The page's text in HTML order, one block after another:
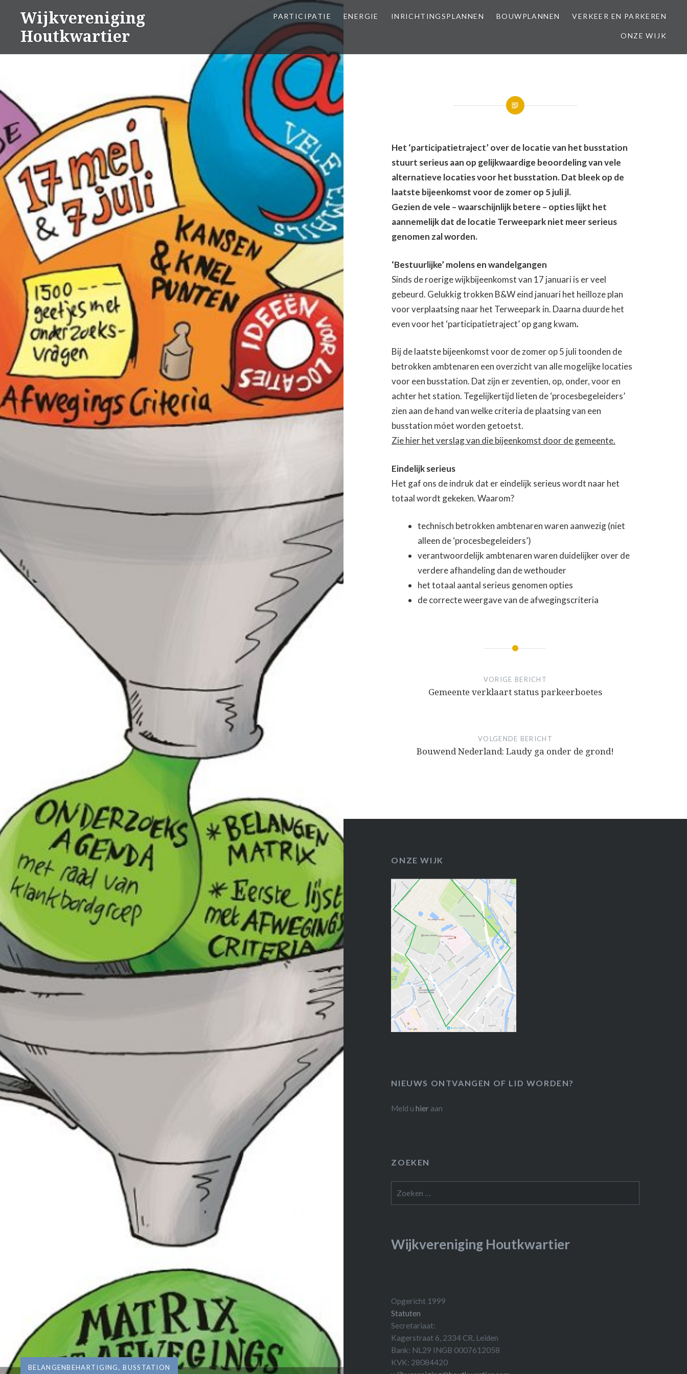
inhoud
Wijkvereniging
Houtkwartier
PARTICIPATIE ENERGIE INRICHTINGSPLANNEN BOUWPLANNEN VERKEER EN PARKEREN
ONZE WIJK
BELANGENBEHARTIGING,BUSSTATION
Het ‘participatietraject’ over de locatie van het busstation
stuurt serieus aan op gelijkwaardige beoordeling van vele
alternatieve locaties voor het busstation. Dat bleek op de
laatste bijeenkomst voor de zomer op 5 juli jl.
Gezien de vele – waarschijnlijk betere – opties lijkt het
aannemelijk dat de locatie Terweepark niet meer serieus
genomen zal worden.
‘Bestuurlijke’ molens en wandelgangen
Sinds de roerige wijkbijeenkomst van 17 januari is er veel
gebeurd. Gelukkig trokken B&W eind januari het heilloze plan
voor verplaatsing naar het Terweepark in. Daarna duurde het
even voor het ‘participatietraject’ op gang kwam.
Bij de laatste bijeenkomst voor de zomer op 5 juli toonden de
betrokken ambtenaren een overzicht van alle mogelijke locaties
voor een busstation. Dat zijn er zeventien, op, onder, voor en
achter het station. Tegelijkertijd lieten de ‘procesbegeleiders’
zien aan de hand van welke criteria de plaatsing van een
busstation móet worden getoetst.
Zie hier het verslag van die bijeenkomst door de gemeente.
Eindelijk serieus
Het gaf ons de indruk dat er eindelijk serieus wordt naar het
totaal wordt gekeken. Waarom?
technisch betrokken ambtenaren waren aanwezig (niet
alleen de ‘procesbegeleiders’)
verantwoordelijk ambtenaren waren duidelijker over de
verdere afhandeling dan de wethouder
het totaal aantal serieus genomen opties
de correcte weergave van de afwegingscriteria
VORIGE BERICHT
Gemeente verklaart status parkeerboetes
VOLGENDE BERICHT
Bouwend Nederland: Laudy ga onder de grond!
ONZE WIJK
NIEUWS ONTVANGEN OF LID WORDEN?
Meld uhier aan
ZOEKEN
naar:
Wijkvereniging Houtkwartier
Opgericht 1999
Statuten
Secretariaat:
Kagerstraat 6, 2334 CR, Leiden
Bank: NL29 INGB 0007612058
KVK: 28084420